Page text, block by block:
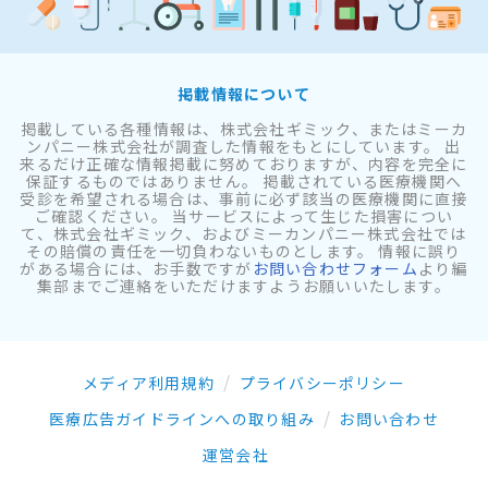
掲載情報について
掲載している各種情報は、株式会社ギミック、またはミーカ
ンパニー株式会社が調査した情報をもとにしています。 出
来るだけ正確な情報掲載に努めておりますが、内容を完全に
保証するものではありません。 掲載されている医療機関へ
受診を希望される場合は、事前に必ず該当の医療機関に直接
ご確認ください。 当サービスによって生じた損害につい
て、株式会社ギミック、およびミーカンパニー株式会社では
その賠償の責任を一切負わないものとします。 情報に誤り
がある場合には、お手数ですが お問い合わせフォーム より編
集部までご連絡をいただけますようお願いいたします。
メディア利用規約
プライバシーポリシー
医療広告ガイドラインへの取り組み
お問い合わせ
運営会社